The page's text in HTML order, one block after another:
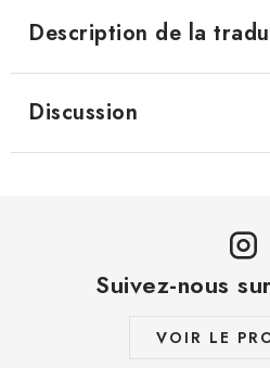
Description de la
Discussion
Suivez-nous
VOIR LE